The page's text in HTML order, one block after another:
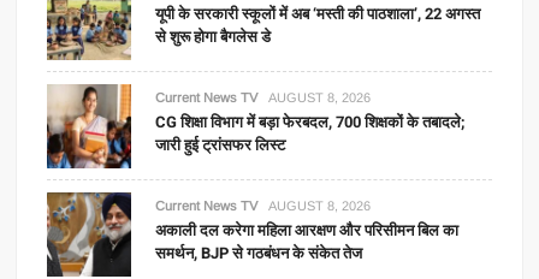
यूपी के सरकारी स्कूलों में अब ‘मस्ती की पाठशाला’, 22 अगस्त
से शुरू होगा बैगलेस डे
Current News TV AUGUST 8, 2026
CG शिक्षा विभाग में बड़ा फेरबदल, 700 शिक्षकों के तबादले;
जारी हुई ट्रांसफर लिस्ट
Current News TV AUGUST 8, 2026
अकाली दल करेगा महिला आरक्षण और परिसीमन बिल का
समर्थन, BJP से गठबंधन के संकेत तेज